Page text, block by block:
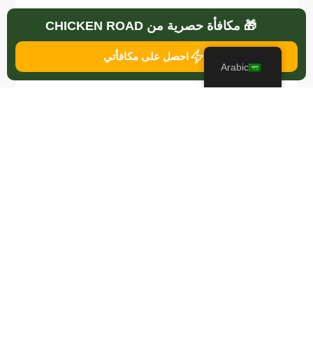
Arabic
🎁 مكافأة حصرية من CHICKEN ROAD
احصل على مكافأتي